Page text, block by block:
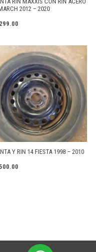
2012 – 2020
Y RIN 14 FIESTA 1998 – 2010